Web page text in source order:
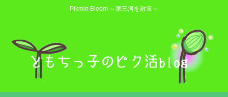
Pikmin Bloom ～東三河を散策～